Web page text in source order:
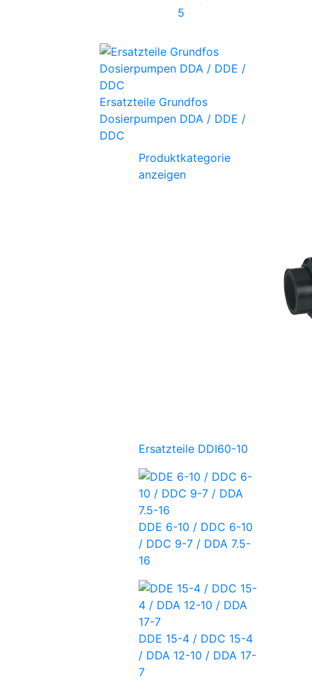
5
Ersatzteile Grundfos
Dosierpumpen DDA / DDE /
DDC
Produktkategorie
anzeigen
Ersatzteile DDI60-10
DDE 6-10 / DDC 6-10
/ DDC 9-7 / DDA 7.5-
16
DDE 15-4 / DDC 15-4
/ DDA 12-10 / DDA 17-
7